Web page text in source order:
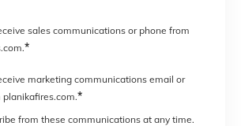
sales communications or phone from
*
marketing communications email or
*
from these communications at any time.